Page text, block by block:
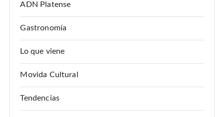
ADN Platense
Gastronomía
Lo que viene
Movida Cultural
Tendencias